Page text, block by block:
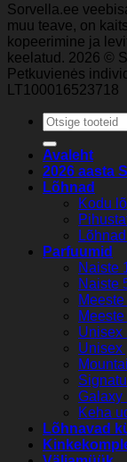
Sorvella.ee
muu teave, on
kopeerimine ja
keelatud. 2026 ©
Petkuvienės
LT100016523718
Otsi:
Avaleht
2026 aasta
Lõhnad
Kodu
Parfuumid
Naiste
Naiste
Meeste
Meeste
Unisex
Unisex
Galaxy
Keha
Lõhnavad